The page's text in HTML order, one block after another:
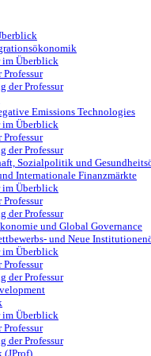
im Überblick
Professur
der Professur
Emissions Technologies
im Überblick
Professur
der Professur
Sozialpolitik und
Internationale Finanzmärkte
im Überblick
Professur
der Professur
und Global Governance
und Neue
im Überblick
Professur
der Professur
im Überblick
Professur
der Professur
(JProf)